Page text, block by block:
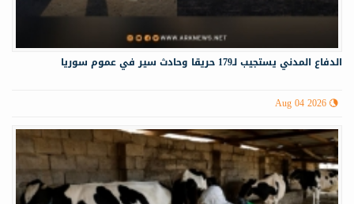
الدفاع المدني يستجيب لـ179 حريقا وحادث سير في عموم سوريا
Aug 04 2026